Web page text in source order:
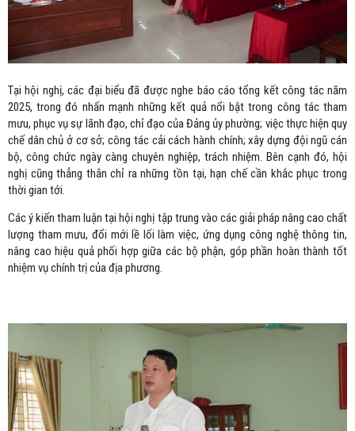
Tại hội nghị, các đại biểu đã được nghe báo cáo tổng kết công tác năm
2025, trong đó nhấn mạnh những kết quả nổi bật trong công tác tham
mưu, phục vụ sự lãnh đạo, chỉ đạo của Đảng ủy phường; việc thực hiện quy
chế dân chủ ở cơ sở; công tác cải cách hành chính; xây dựng đội ngũ cán
bộ, công chức ngày càng chuyên nghiệp, trách nhiệm. Bên cạnh đó, hội
nghị cũng thẳng thắn chỉ ra những tồn tại, hạn chế cần khắc phục trong
thời gian tới.
Các ý kiến tham luận tại hội nghị tập trung vào các giải pháp nâng cao chất
lượng tham mưu, đổi mới lề lối làm việc, ứng dụng công nghệ thông tin,
nâng cao hiệu quả phối hợp giữa các bộ phận, góp phần hoàn thành tốt
nhiệm vụ chính trị của địa phương.